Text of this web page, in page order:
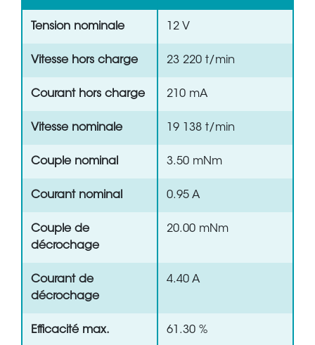
Tension nominale 12 V
Vitesse hors charge 23 220 t/min
Courant hors charge 210 mA
Vitesse nominale 19 138 t/min
Couple nominal 3.50 mNm
Courant nominal 0.95 A
Couple de
décrochage
20.00 mNm
Courant de
décrochage
4.40 A
Efficacité max. 61.30 %